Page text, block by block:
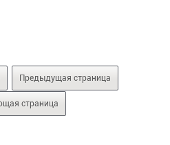
Предыдущая страница
страница